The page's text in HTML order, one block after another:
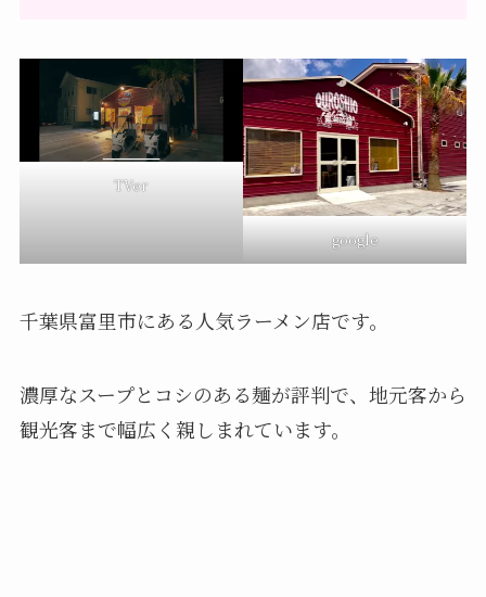
TVer
google
千葉県富里市にある人気ラーメン店です。
濃厚なスープとコシのある麺が評判で、地元客から
観光客まで幅広く親しまれています。